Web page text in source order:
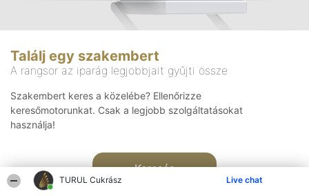
TURUL Cukrász Live chat
Találj egy szakembert
A rangsor az iparág legjobbjait gyűjti össze
Szakembert keres a közelébe? Ellenőrizze
keresőmotorunkat. Csak a legjobb szolgáltatásokat
használja!
Keresés